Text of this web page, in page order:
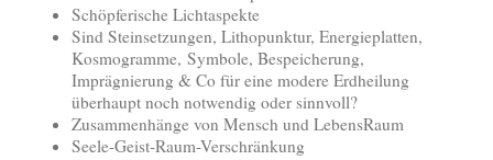
Schöpferische Lichtaspekte
Sind Steinsetzungen, Lithopunktur, Energieplatten,
Kosmogramme, Symbole, Bespeicherung,
Imprägnierung & Co für eine modere Erdheilung
überhaupt noch notwendig oder sinnvoll?
Zusammenhänge von Mensch und LebensRaum
Seele-Geist-Raum-Verschränkung